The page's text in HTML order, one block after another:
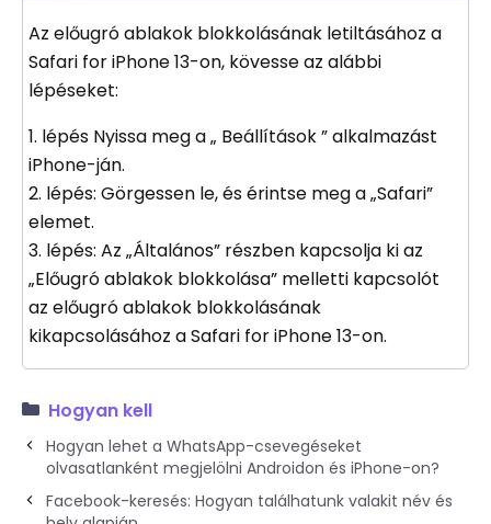
Az előugró ablakok blokkolásának letiltásához a
Safari for iPhone 13-on, kövesse az alábbi
lépéseket:
1. lépés Nyissa meg a „ Beállítások ” alkalmazást
iPhone-ján.
2. lépés: Görgessen le, és érintse meg a „Safari”
elemet.
3. lépés: Az „Általános” részben kapcsolja ki az
„Előugró ablakok blokkolása” melletti kapcsolót
az előugró ablakok blokkolásának
kikapcsolásához a Safari for iPhone 13-on.
Hogyan kell
Hogyan lehet a WhatsApp-csevegéseket
olvasatlanként megjelölni Androidon és iPhone-on?
Facebook-keresés: Hogyan találhatunk valakit név és